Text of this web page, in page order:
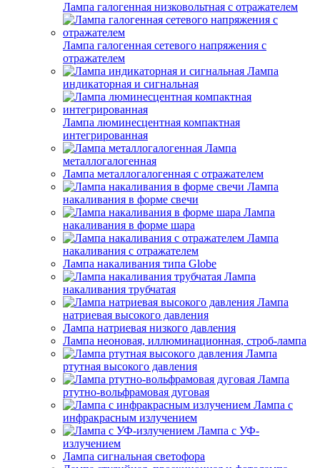
Лампа галогенная низковольтная с отражателем
Лампа галогенная сетевого напряжения с
отражателем
Лампа
индикаторная и сигнальная
Лампа люминесцентная компактная
интегрированная
Лампа
металлогалогенная
Лампа металлогалогенная с отражателем
Лампа
накаливания в форме свечи
Лампа
накаливания в форме шара
Лампа
накаливания с отражателем
Лампа накаливания типа Globe
Лампа
накаливания трубчатая
Лампа
натриевая высокого давления
Лампа натриевая низкого давления
Лампа неоновая, иллюминационная, строб-лампа
Лампа
ртутная высокого давления
Лампа
ртутно-вольфрамовая дуговая
Лампа с
инфракрасным излучением
Лампа с УФ-
излучением
Лампа сигнальная светофора